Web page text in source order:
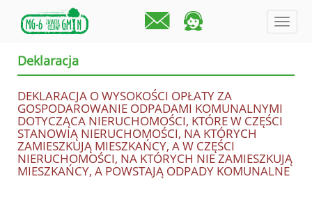
menu
Deklaracja
DEKLARACJA O WYSOKOŚCI OPŁATY ZA
GOSPODAROWANIE ODPADAMI KOMUNALNYMI
DOTYCZĄCA NIERUCHOMOŚCI, KTÓRE W CZĘŚCI
STANOWIĄ NIERUCHOMOŚCI, NA KTÓRYCH
ZAMIESZKUJĄ MIESZKAŃCY, A W CZĘŚCI
NIERUCHOMOŚCI, NA KTÓRYCH NIE ZAMIESZKUJĄ
MIESZKAŃCY, A POWSTAJĄ ODPADY KOMUNALNE